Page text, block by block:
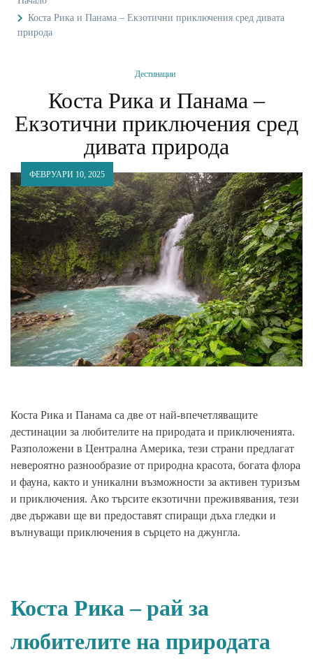
Коста Рика и Панама – Екзотични приключения сред дивата
природа
Дестинации
Коста Рика и Панама –
Екзотични приключения сред
дивата природа
ФЕВРУАРИ 10, 2025
Коста Рика и Панама са две от най-впечетляващите
дестинации за любителите на природата и приключенията.
Разположени в Централна Америка, тези страни предлагат
невероятно разнообразие от природна красота, богата флора
и фауна, както и уникални възможности за активен туризъм
и приключения. Ако търсите екзотични преживявания, тези
две държави ще ви предоставят спиращи дъха гледки и
вълнуващи приключения в сърцето на джунгла.
Коста Рика – рай за
любителите на природата